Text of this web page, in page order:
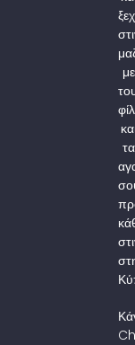
με
τα